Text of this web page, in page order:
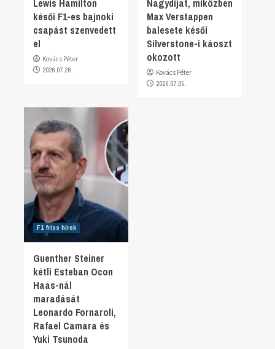
Lewis Hamilton
késői F1-es bajnoki
csapást szenvedett
el
Kovács Péter
2026.07.26.
Nagydíjat, miközben
Max Verstappen
balesete késői
Silverstone-i káoszt
okozott
Kovács Péter
2026.07.05.
F1 friss hírek
Guenther Steiner
kétli Esteban Ocon
Haas-nál
maradását
Leonardo Fornaroli,
Rafael Camara és
Yuki Tsunoda